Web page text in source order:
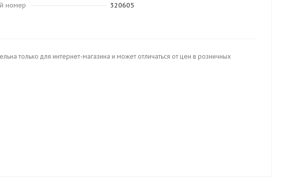
номер 320605
только для интернет-магазина и может отличаться от цен в розничных